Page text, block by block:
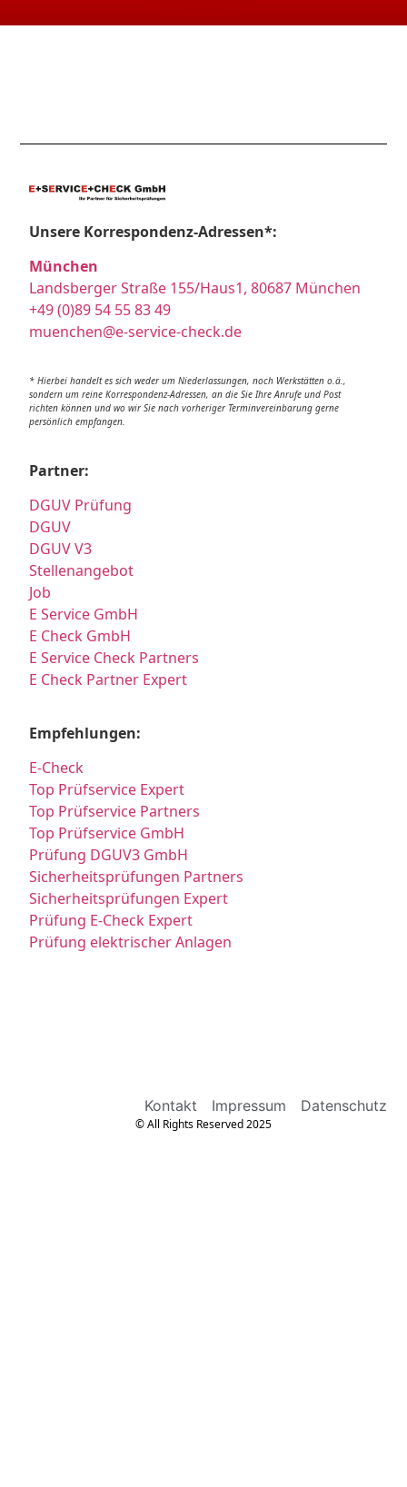
Unsere Korrespondenz-Adressen*:
München
Landsberger Straße 155/Haus1, 80687 München
+49 (0)89 54 55 83 49
muenchen@e-service-check.de
* Hierbei handelt es sich weder um Niederlassungen, noch Werkstätten o.ä.,
sondern um reine Korrespondenz-Adressen, an die Sie Ihre Anrufe und Post
richten können und wo wir Sie nach vorheriger Terminvereinbarung gerne
persönlich empfangen.
Partner:
DGUV Prüfung
DGUV
DGUV V3
Stellenangebot
Job
E Service GmbH
E Check GmbH
E Service Check Partners
E Check Partner Expert
Empfehlungen:
E-Check
Top Prüfservice Expert
Top Prüfservice Partners
Top Prüfservice GmbH
Prüfung DGUV3 GmbH
Sicherheitsprüfungen Partners
Sicherheitsprüfungen Expert
Prüfung E-Check Expert
Prüfung elektrischer Anlagen
Kontakt Impressum Datenschutz
© All Rights Reserved 2025